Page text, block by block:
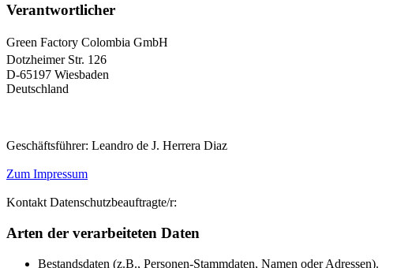
Verantwortlicher
Green Factory Colombia GmbH
Dotzheimer Str. 126
D-65197 Wiesbaden
Deutschland
Geschäftsführer: Leandro de J. Herrera Diaz
Zum Impressum
Kontakt Datenschutzbeauftragte/r:
Arten der verarbeiteten Daten
Bestandsdaten (z.B., Personen-Stammdaten, Namen oder Adressen).